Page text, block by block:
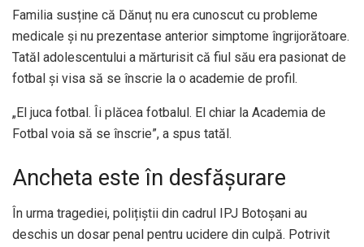
Familia susține că Dănuț nu era cunoscut cu probleme
medicale și nu prezentase anterior simptome îngrijorătoare.
Tatăl adolescentului a mărturisit că fiul său era pasionat de
fotbal și visa să se înscrie la o academie de profil.
„El juca fotbal. Îi plăcea fotbalul. El chiar la Academia de
Fotbal voia să se înscrie”, a spus tatăl.
Ancheta este în desfășurare
În urma tragediei, polițiștii din cadrul IPJ Botoșani au
deschis un dosar penal pentru ucidere din culpă. Potrivit